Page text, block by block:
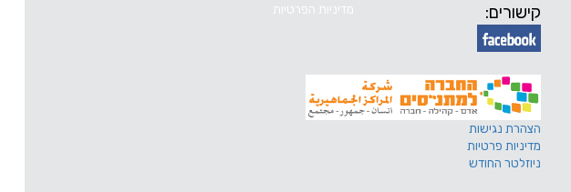
קישורים:
הצהרת נגישות
מדיניות פרטיות
ניוזלטר החודש
מדיניות הפרטיות